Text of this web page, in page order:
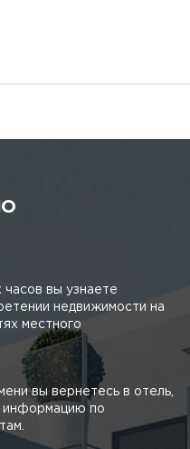
часов вы узнаете
недвижимости на
местного
вы вернетесь в отель,
информацию по